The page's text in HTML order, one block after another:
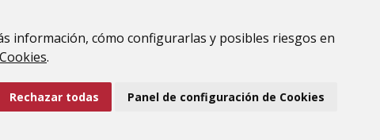
información, cómo configurarlas y posibles riesgos en
.
Rechazar todas Panel de configuración de Cookies
DE DATOS